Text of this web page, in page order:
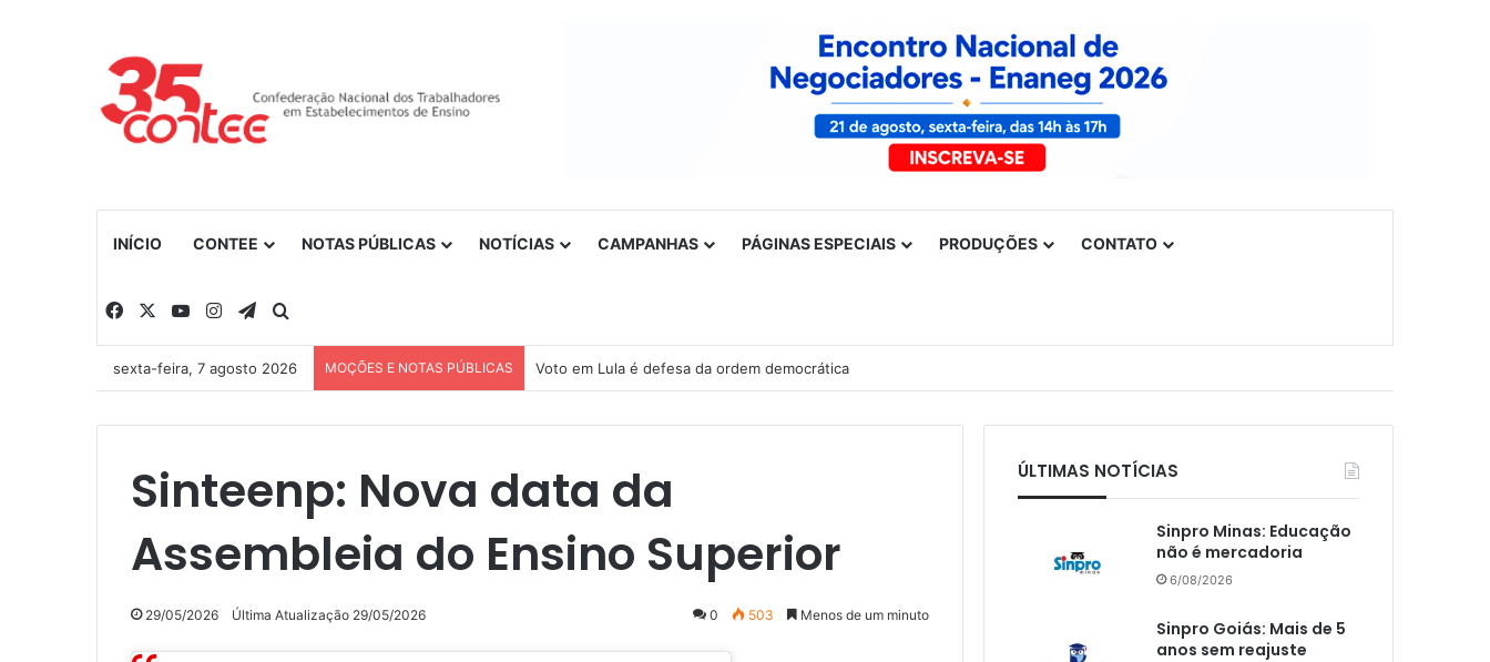
INÍCIO CONTEE NOTAS PÚBLICAS NOTÍCIAS CAMPANHAS PÁGINAS ESPECIAIS PRODUÇÕES CONTATO
Facebook YouTubeInstagramTelegram
sexta-feira, 7 agosto 2026 MOÇÕES E NOTAS PÚBLICAS Voto em Lula é defesa da ordem democrática
Sinteenp: Nova data da
Assembleia do Ensino Superior
29/05/2026 Última Atualização 29/05/2026 0 503 Menos de um minuto
ÚLTIMAS NOTÍCIAS
Sinpro Minas: Educação
não é mercadoria
6/08/2026
Sinpro Goiás: Mais de 5
anos sem reajuste